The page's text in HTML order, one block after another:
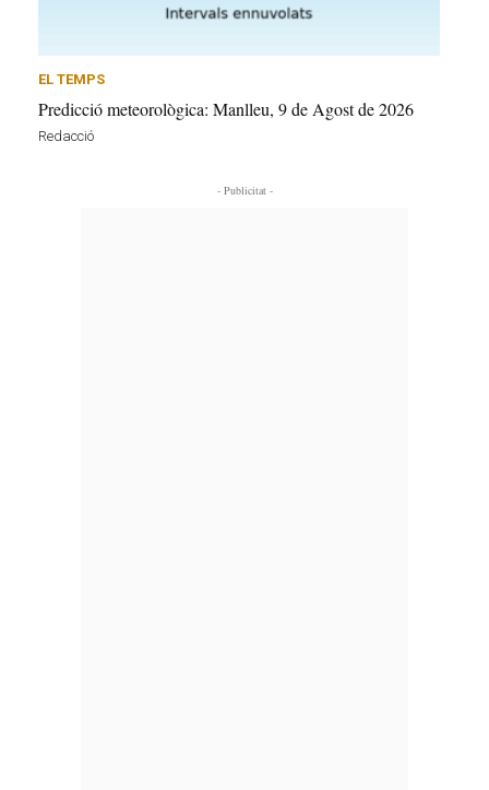
EL TEMPS
Predicció meteorològica: Manlleu, 9 de Agost de 2026
Redacció
- Publicitat -